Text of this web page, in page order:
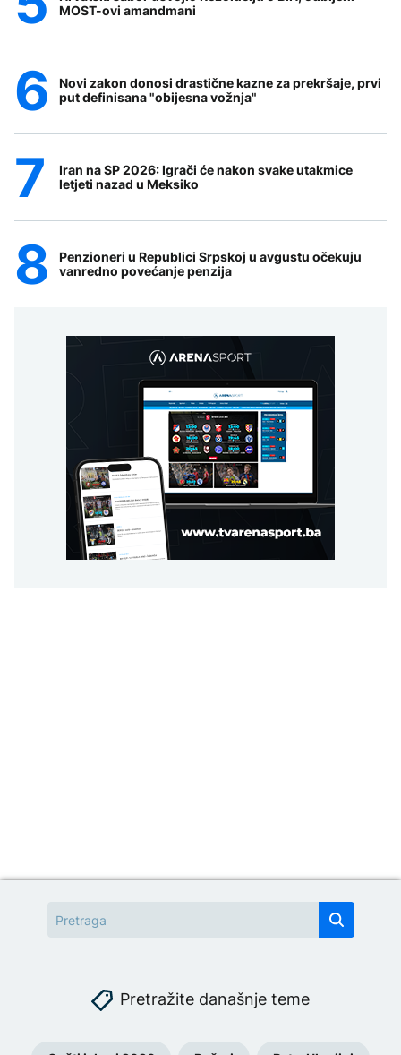
MOST-ovi amandmani
Novi zakon donosi drastične kazne za prekršaje, prvi
put definisana "obijesna vožnja"
Iran na SP 2026: Igrači će nakon svake utakmice
letjeti nazad u Meksiko
Penzioneri u Republici Srpskoj u avgustu očekuju
vanredno povećanje penzija
Pretražite današnje teme